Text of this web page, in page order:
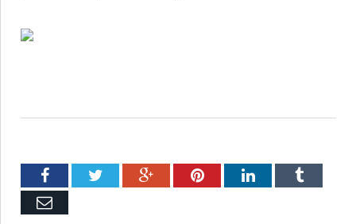
FacebookTwitter Google+PinterestLinkedInTumblr
Емейл